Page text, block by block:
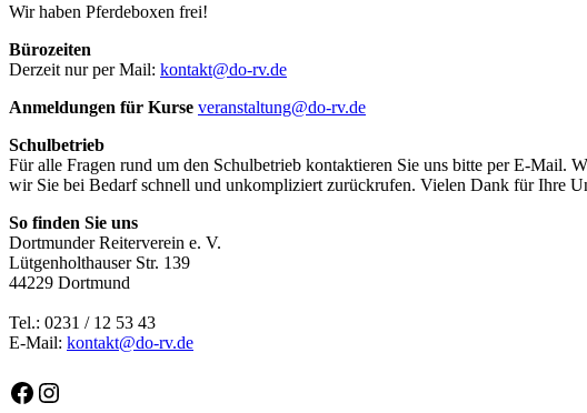
Wir haben Pferdeboxen frei!
Bürozeiten
Derzeit nur per Mail: kontakt@do-rv.de
Anmeldungen für Kurse veranstaltung@do-rv.de
Schulbetrieb
Für alle Fragen rund um den Schulbetrieb kontaktieren Sie uns bitte per E-Mail.
wir Sie bei Bedarf schnell und unkompliziert zurückrufen. Vielen Dank für Ihre
So finden Sie uns
Dortmunder Reiterverein e. V.
Lütgenholthauser Str. 139
44229 Dortmund
Tel.: 0231 / 12 53 43
E-Mail: kontakt@do-rv.de
Facebook
Instagram